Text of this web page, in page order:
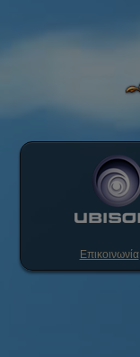
Επικοινωνία